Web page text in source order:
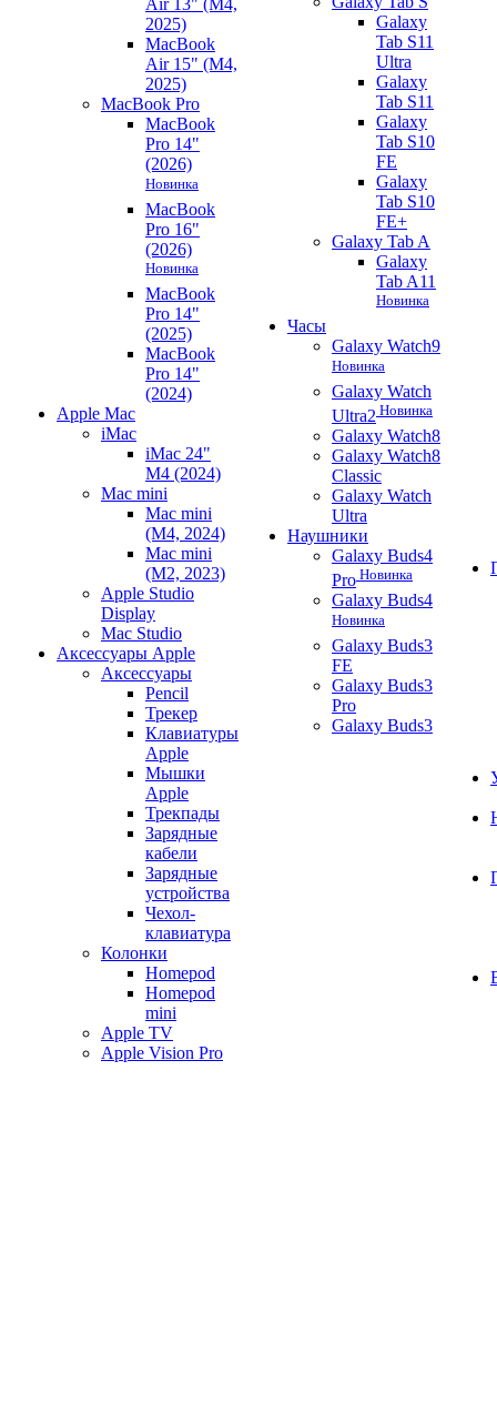
Air 13" (M4,
2025)
MacBook
Air 15" (M4,
2025)
MacBook Pro
MacBook
Pro 14"
(2026)
Новинка
MacBook
Pro 16"
(2026)
Новинка
MacBook
Pro 14"
(2025)
MacBook
Pro 14"
(2024)
Apple Mac
iMac
iMac 24"
M4 (2024)
Mac mini
Mac mini
(M4, 2024)
Mac mini
(M2, 2023)
Apple Studio
Display
Mac Studio
Аксессуары Apple
Аксессуары
Pencil
Трекер
Клавиатуры
Apple
Мышки
Apple
Трекпады
Зарядные
кабели
Зарядные
устройства
Чехол-
клавиатура
Колонки
Homepod
Homepod
mini
Apple TV
Apple Vision Pro
Galaxy
Tab S11
Ultra
Galaxy
Tab S11
Galaxy
Tab S10
FE
Galaxy
Tab S10
FE+
Galaxy Tab A
Galaxy
Tab A11
Новинка
Часы
Galaxy Watch9
Новинка
Galaxy Watch
Ultra2 Новинка
Galaxy Watch8
Galaxy Watch8
Classic
Galaxy Watch
Ultra
Наушники
Galaxy Buds4
Pro Новинка
Galaxy Buds4
Новинка
Galaxy Buds3
FE
Galaxy Buds3
Pro
Galaxy Buds3